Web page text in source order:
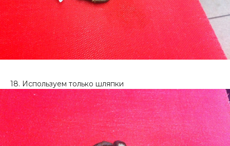
18. Используем только шляпки